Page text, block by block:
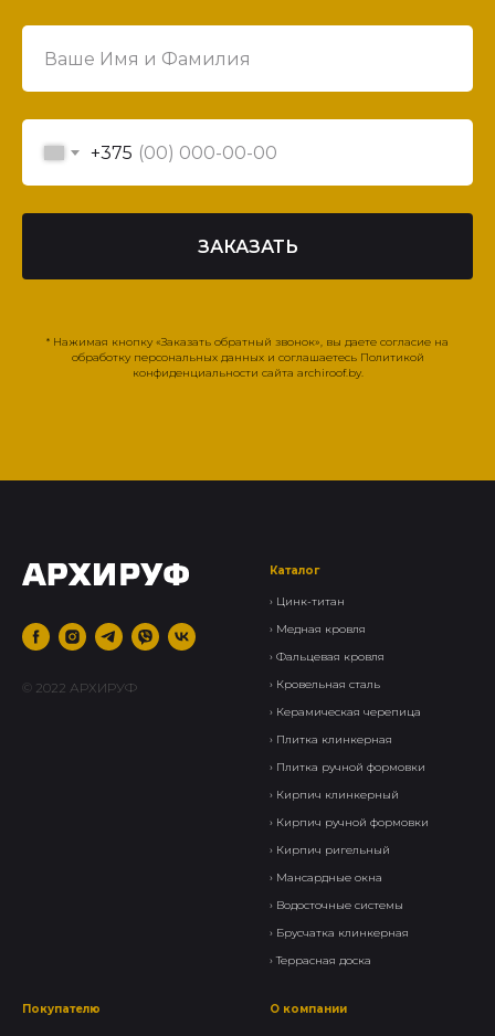
+375
ЗАКАЗАТЬ
* Нажимая кнопку «Заказать обратный звонок», вы даете согласие на
обработку персональных данных и соглашаетесь Политикой
конфиденциальности сайта archiroof.by.
© 2022 АРХИРУФ
Каталог
› Цинк-титан
› Медная кровля
› Фальцевая кровля
› Кровельная сталь
› Керамическая черепица
› Плитка клинкерная
› Плитка ручной формовки
› Кирпич клинкерный
› Кирпич ручной формовки
› Кирпич ригельный
› Мансардные окна
› Водосточные системы
› Брусчатка клинкерная
›Террасная доска
Покупателю О компании